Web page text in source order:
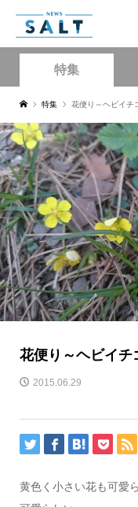
特集
特集 花便り～ヘビイチ
花便り～ヘビイチ
2015.06.29
黄色く小さい花も可愛